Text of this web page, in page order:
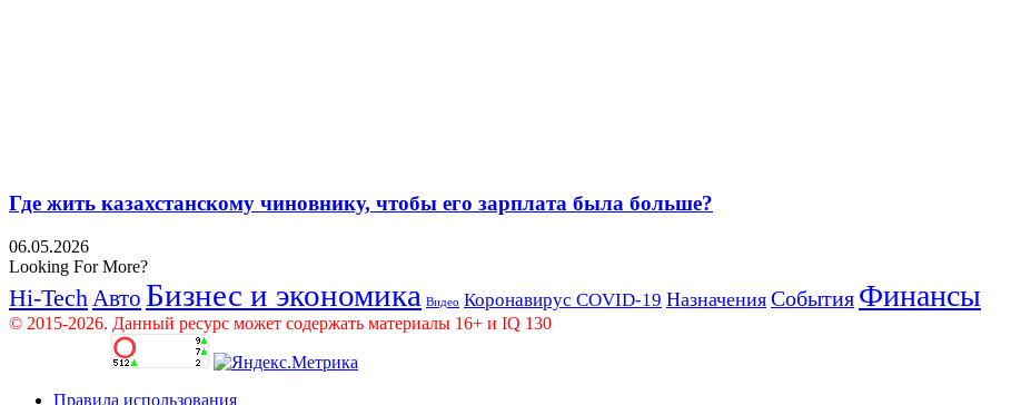
Где жить казахстанскому чиновнику, чтобы его зарплата была больше?
06.05.2026
Looking For More?
Hi-Tech Авто Бизнес и экономика Видео Коронавирус COVID-19 Назначения События Финансы
© 2015-2026. Данный ресурс может содержать материалы 16+ и IQ 130
Правила использования